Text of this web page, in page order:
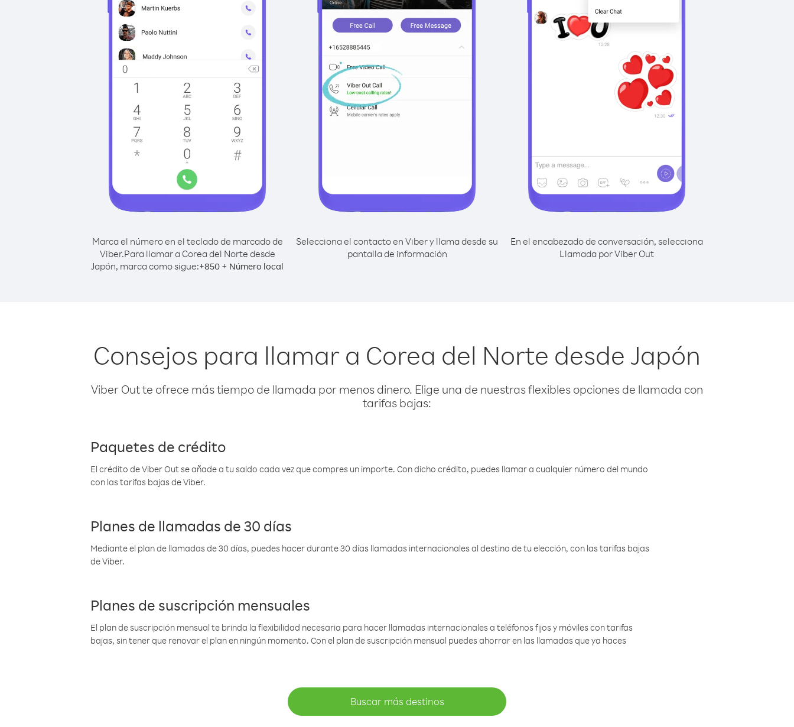
Marca el número en el teclado de marcado de
Viber.Para llamar a Corea del Norte desde
Japón, marca como sigue:+850 + Número local
Selecciona el contacto en Viber y llama desde su
pantalla de información
En el encabezado de conversación, selecciona
Llamada por Viber Out
Consejos para llamar a Corea del Norte desde Japón
Viber Out te ofrece más tiempo de llamada por menos dinero. Elige una de nuestras flexibles opciones de llamada con
tarifas bajas:
Paquetes de crédito
El crédito de Viber Out se añade a tu saldo cada vez que compres un importe. Con dicho crédito, puedes llamar a cualquier número del mundo
con las tarifas bajas de Viber.
Planes de llamadas de 30 días
Mediante el plan de llamadas de 30 días, puedes hacer durante 30 días llamadas internacionales al destino de tu elección, con las tarifas bajas
de Viber.
Planes de suscripción mensuales
El plan de suscripción mensual te brinda la flexibilidad necesaria para hacer llamadas internacionales a teléfonos fijos y móviles con tarifas
bajas, sin tener que renovar el plan en ningún momento. Con el plan de suscripción mensual puedes ahorrar en las llamadas que ya haces
Buscar más destinos